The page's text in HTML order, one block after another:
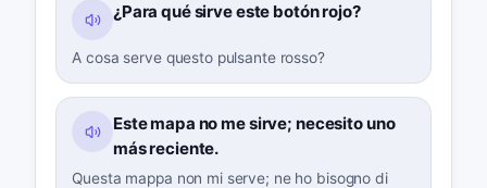
¿Para qué sirve este botón rojo?
A cosa serve questo pulsante rosso?
Este mapa no me sirve; necesito uno
más reciente.
Questa mappa non mi serve; ne ho bisogno di